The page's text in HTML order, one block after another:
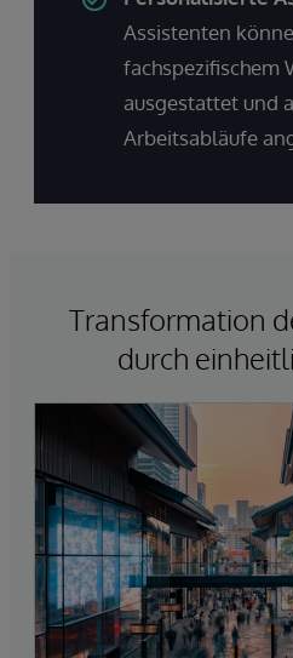
Assistenten
fachspezifischem
ausgestattet und
Arbeitsabläufe
Transformation
durch